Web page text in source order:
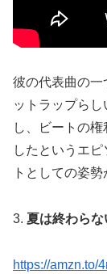
彼の代表曲の一
ットラップら
し、ビートの
したというエ
トとしての姿勢
3. 夏は終わら
https://amzn.to/